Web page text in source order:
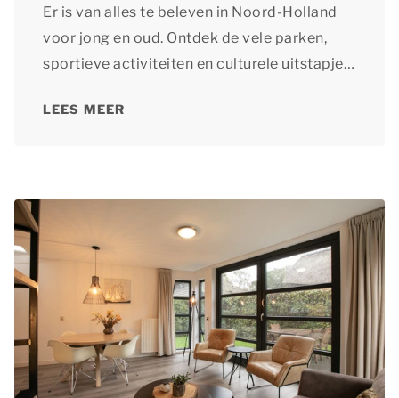
Er is van alles te beleven in Noord-Holland
voor jong en oud. Ontdek de vele parken,
sportieve activiteiten en culturele uitstapjes
LEES MEER